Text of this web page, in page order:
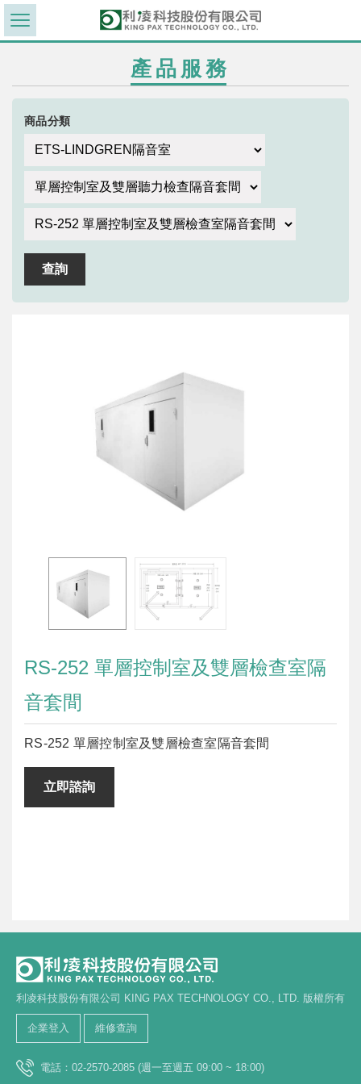
產品服務
商品分類
RS-252 單層控制室及雙層檢查室隔
音套間
RS-252 單層控制室及雙層檢查室隔音套間
立即諮詢
利凌科技股份有限公司 KING PAX TECHNOLOGY CO., LTD. 版權所有
企業登入 維修查詢
電話：02-2570-2085 (週一至週五 09:00 ~ 18:00)